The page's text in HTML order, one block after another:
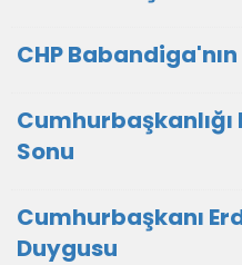
CHP
Cumhurbaşkanlığı
Sonu
Cumhurbaşkanı
Duygusu